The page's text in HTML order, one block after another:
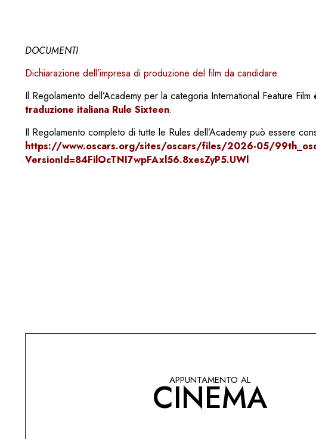
DOCUMENTI
Dichiarazione dell’impresa di produzione del film da candidare
Il Regolamento dell’Academy per la categoria International Feature Film
traduzione italiana Rule Sixteen.
Il Regolamento completo di tutte le Rules dell’Academy può essere
https://www.oscars.org/sites/oscars/files/2026-05/
VersionId=84FilOcTNI7wpFAxl56.8xesZyP5.UWl
APPUNTAMENTO AL
CINEMA